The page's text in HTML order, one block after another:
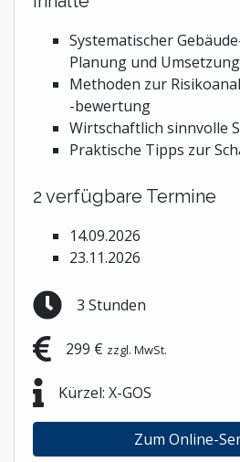
Systematischer
Planung und Umsetzung
Methoden zur
-bewertung
Wirtschaftlich sinnvolle
Praktische Tipps zur
2 verfügbare Termine
14.09.2026
23.11.2026
3 Stunden
299 € zzgl. MwSt.
Kürzel: X-GOS
Zum Online-